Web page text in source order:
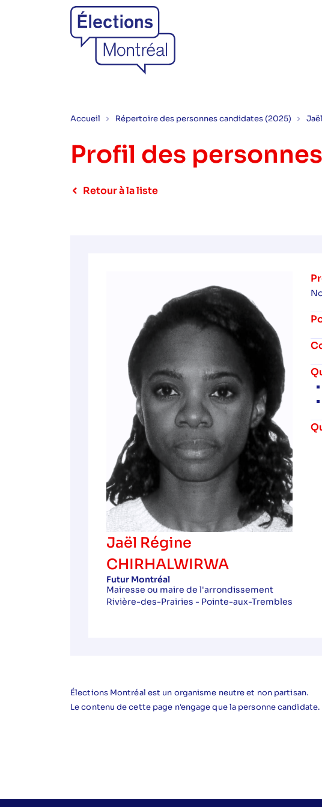
Accueil Répertoire des personnes candidates (2025)
Profil des
Retour à la liste
Jaël Régine
CHIRHALWIRWA
Futur Montréal
Mairesse ou maire de l'arrondissement
Rivière-des-Prairies - Pointe-aux-Trembles
Élections Montréal est un organisme neutre et non partisan.
Le contenu de cette page n'engage que la personne candidate.